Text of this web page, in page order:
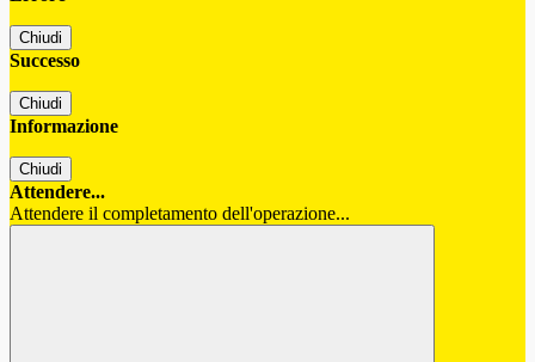
Chiudi
Successo
Chiudi
Informazione
Chiudi
Attendere...
Attendere il completamento dell'operazione...